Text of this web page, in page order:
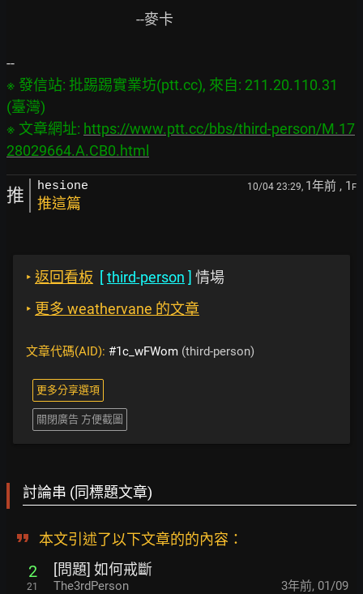
※ 發信站: 批踢踢實業坊(ptt.cc), 來自: 211.20.110.31
(臺灣)
※ 文章網址: https://www.ptt.cc/bbs/third-person/M.17
28029664.A.CB0.html
推 hesione 10/04 23:29, 1年前 , 1 F
推這篇
‣ 返回看板 [third-person ] 情場
‣ 更多 weathervane 的文章
文章代碼(AID): #1c_wFWom (third-person)
更多分享選項
關閉廣告 方便截圖
討論串 (同標題文章)
本文引述了以下文章的的內容：
2
21
[問題] 如何戒斷
The3rdPerson 3年前, 01/09